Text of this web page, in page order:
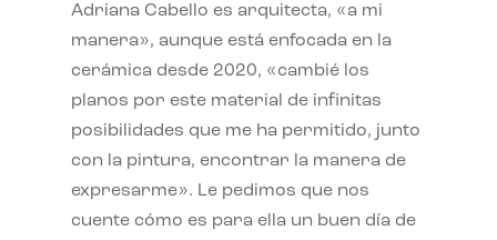
Adriana Cabello es arquitecta, «a mi
manera», aunque está enfocada en la
cerámica desde 2020, «cambié los
planos por este material de infinitas
posibilidades que me ha permitido, junto
con la pintura, encontrar la manera de
expresarme». Le pedimos que nos
cuente cómo es para ella un buen día de